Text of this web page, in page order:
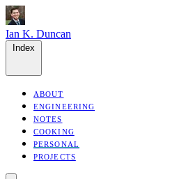
Ian K. Duncan
ABOUT
ENGINEERING
NOTES
COOKING
PERSONAL
PROJECTS